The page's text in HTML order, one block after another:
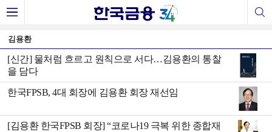
김용환
[신간] 물처럼 흐르고 원칙으로 서다…김용환의 통찰
을 담다
한국FPSB, 4대 회장에 김용환 회장 재선임
[김용환 한국FPSB 회장] “코로나19 극복 위한 종합재